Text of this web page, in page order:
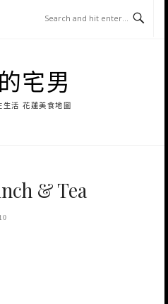
宅男
活 花蓮美食地圖
& Tea